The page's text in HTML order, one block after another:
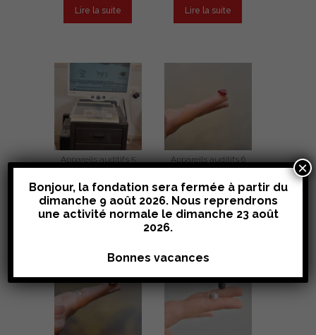
Lire la suite Lire la suite
Appareils auditifs 5
Note
2.43
sur
5
Lire la suite
Appareils auditifs 6
Note
2.47
sur
5
Lire la suite
Bonjour, la fondation sera fermée à partir du
dimanche 9 août 2026. Nous reprendrons
une activité normale le dimanche 23 août
2026.
Bonnes vacances
×